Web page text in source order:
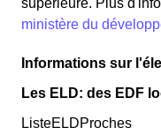
supérieure. Plus
ministère du
Informations sur
Les ELD: des EDF
ListeELDProches